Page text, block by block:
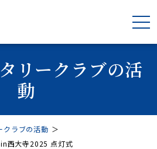
リークラブの活
動
クラブの活動 ＞
西大寺2025 点灯式